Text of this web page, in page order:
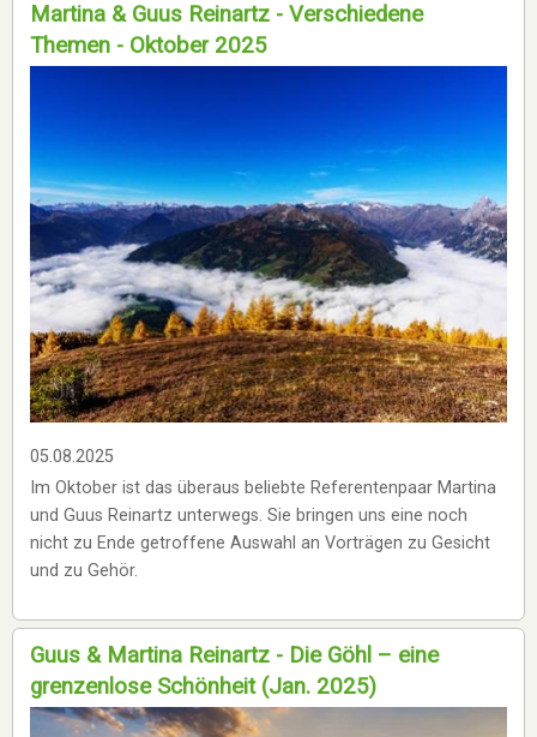
Martina & Guus Reinartz - Verschiedene
Themen - Oktober 2025
05.08.2025
Im Oktober ist das überaus beliebte Referentenpaar Martina
und Guus Reinartz unterwegs. Sie bringen uns eine noch
nicht zu Ende getroffene Auswahl an Vorträgen zu Gesicht
und zu Gehör.
Guus & Martina Reinartz - Die Göhl – eine
grenzenlose Schönheit (Jan. 2025)